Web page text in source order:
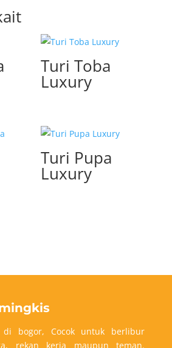
Turi Toba
Luxury
Turi Pupa
Luxury
di bogor, Cocok untuk berlibur
rekan kerja maupun teman.